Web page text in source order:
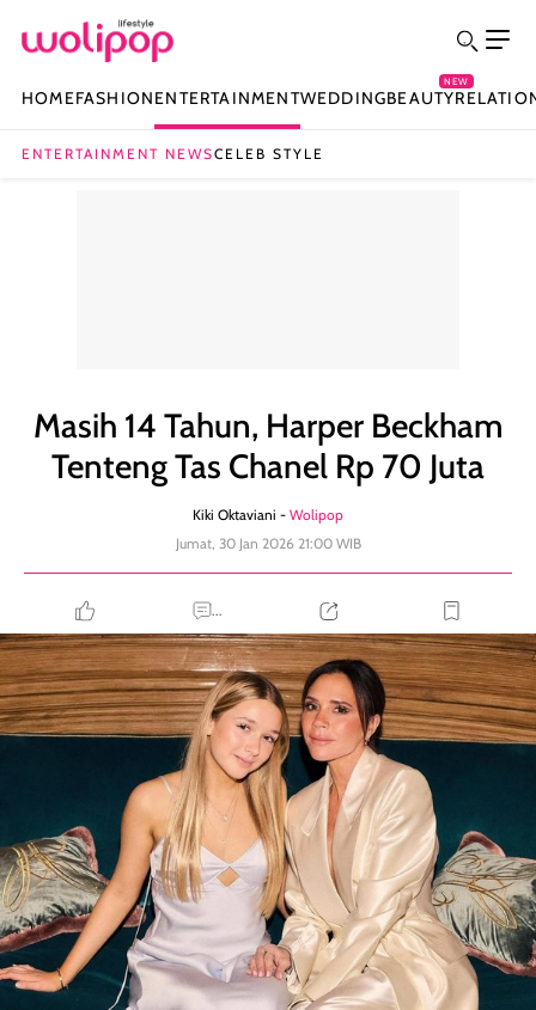
HOMEFASHIONENTERTAINMENTWEDDINGBEAUTY
NEW
ENTERTAINMENT NEWSCELEB STYLE
Masih 14 Tahun, Harper Beckham
Tenteng Tas Chanel Rp 70 Juta
Kiki Oktaviani - Wolipop
Jumat, 30 Jan 2026 21:00 WIB
...